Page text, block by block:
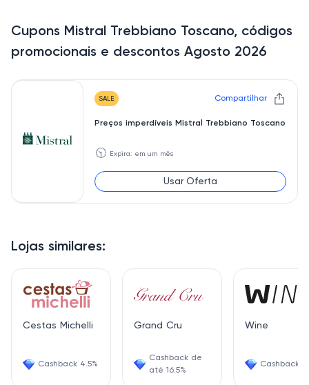
Lojas similares:
Cestas Michelli
Cashback 4.5%
Grand Cru
Cashback de
até 16.5%
Wine
Cashback
Cupons Mistral Trebbiano Toscano, códigos
promocionais e descontos Agosto 2026
SALE Compartilhar
Preços imperdíveis Mistral Trebbiano Toscano
🕥 Expira: em um mês
Usar Oferta